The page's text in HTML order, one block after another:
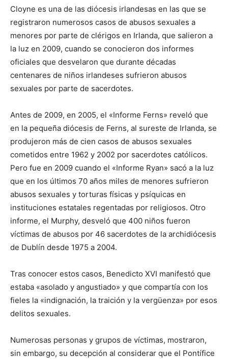
Cloyne es una de las diócesis irlandesas en las que se
registraron numerosos casos de abusos sexuales a
menores por parte de clérigos en Irlanda, que salieron a
la luz en 2009, cuando se conocieron dos informes
oficiales que desvelaron que durante décadas
centenares de niños irlandeses sufrieron abusos
sexuales por parte de sacerdotes.
Antes de 2009, en 2005, el «Informe Ferns» reveló que
en la pequeña diócesis de Ferns, al sureste de Irlanda, se
produjeron más de cien casos de abusos sexuales
cometidos entre 1962 y 2002 por sacerdotes católicos.
Pero fue en 2009 cuando el «Informe Ryan» sacó a la luz
que en los últimos 70 años miles de menores sufrieron
abusos sexuales y torturas físicas y psíquicas en
instituciones estatales regentadas por religiosos. Otro
informe, el Murphy, desveló que 400 niños fueron
víctimas de abusos por 46 sacerdotes de la archidiócesis
de Dublín desde 1975 a 2004.
Tras conocer estos casos, Benedicto XVI manifestó que
estaba «asolado y angustiado» y que compartía con los
fieles la «indignación, la traición y la vergüenza» por esos
delitos sexuales.
Numerosas personas y grupos de víctimas, mostraron,
sin embargo, su decepción al considerar que el Pontífice